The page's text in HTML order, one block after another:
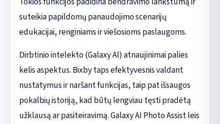
suteikia papildomų panaudojimo scenarijų
edukacijai, renginiams ir viešosioms paslaugoms.
Dirbtinio intelekto (Galaxy AI) atnaujinimai palies
kelis aspektus. Bixby taps efektyvesnis valdant
nustatymus ir naršant funkcijas, taip pat išsaugos
pokalbių istoriją, kad būtų lengviau tęsti pradėtą
užklausą ar pasiteiravimą. Galaxy AI Photo Assist leis